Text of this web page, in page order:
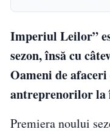
Imperiul Leilor”
sezon, însă cu
Oameni de
antreprenorilor la
Premiera noului